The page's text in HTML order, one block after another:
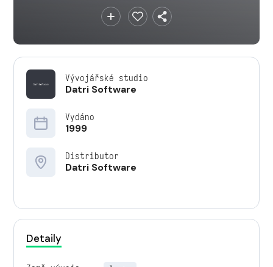
Vývojářské studio
Datri Software
Vydáno
1999
Distributor
Datri Software
Detaily